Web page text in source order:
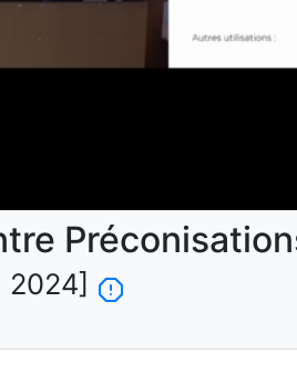
vidéo
2024]